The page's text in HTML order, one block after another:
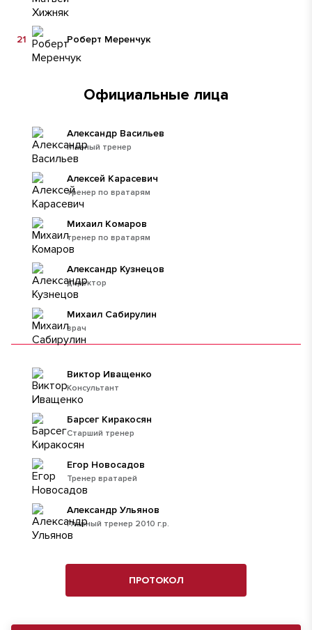
Роберт Меренчук
21
Официальные лица
главный тренер
Александр Васильев
тренер по вратарям
Алексей Карасевич
тренер по вратарям
Михаил Комаров
директор
Александр Кузнецов
врач
Михаил Сабирулин
Консультант
Виктор Иващенко
Старший тренер
Барсег Киракосян
Тренер вратарей
Егор Новосадов
Главный тренер 2010 г.р.
Александр Ульянов
ПРОТОКОЛ